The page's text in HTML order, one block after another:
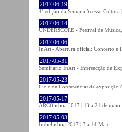
2017-06-19
4ª edição da Semana Acesso
2017-06-14
UNDERSCORE - Festival de
2017-06-06
InArt - Abertura oficial: Concerto e
2017-05-31
Seminário InArt - Intersecção de
2017-05-23
Ciclo de Conferências da exposição
2017-05-17
ARCOlisboa 2017 | 18 a 21 de
2017-05-03
IndieLisboa 2017 | 3 a 14 Maio